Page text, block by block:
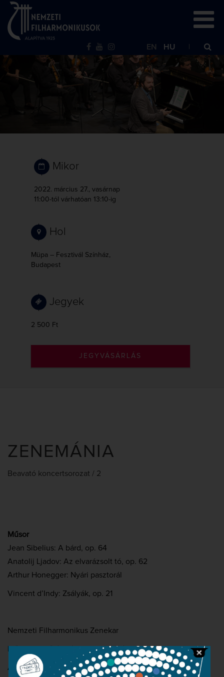
EN HU
Mikor
2022. március 27., vasárnap
11:00-tól várhatóan 13:10-ig
Hol
Müpa – Fesztivál Színház,
Budapest
Jegyek
2 500 Ft
JEGYVÁSÁRLÁS
ZENEMÁNIA
Beavató koncertsorozat / 2
Műsor
Jean Sibelius: A bárd, op. 64
Anatolij Ljadov: Az elvarázsolt tó, op. 62
Arthur Honegger: Nyári pasztorál
Vincent d’Indy: Zsályák, op. 21
Nemzeti Filharmonikus Zenekar
Műsorvezető és házigazda: Dinyés Dániel
A Zenemánia következő évadában egyetlen nagy